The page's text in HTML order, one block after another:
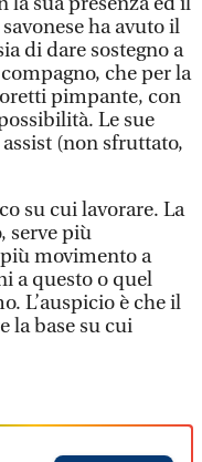
ha avuto il
di dare sostegno a
che per la
pimpante, con
Le sue
(non sfruttato,
su cui lavorare. La
serve più
movimento a
a questo o quel
L’auspicio è che il
la base su cui